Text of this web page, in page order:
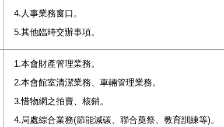
4.人事業務窗口。
5.其他臨時交辦事項。
1.本會財產管理業務。
2.本會館室清潔業務、車輛管理業務。
3.惜物網之拍賣、核銷。
4.局處綜合業務(節能減碳、聯合奠祭、教育訓練等)。